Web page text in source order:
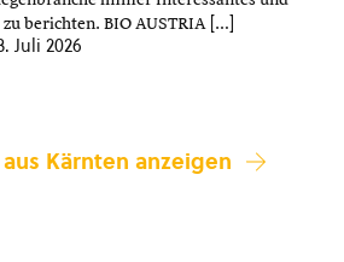
zu berichten. BIO AUSTRIA […]
Juli 2026
Kärnten anzeigen